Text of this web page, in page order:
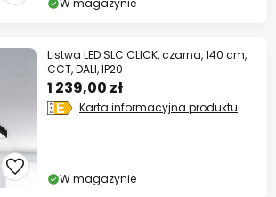
W magazynie
Listwa LED SLC CLICK, czarna, 140 cm,
CCT, DALI, IP20
1 239,00 zł
Karta informacyjna produktu
W magazynie